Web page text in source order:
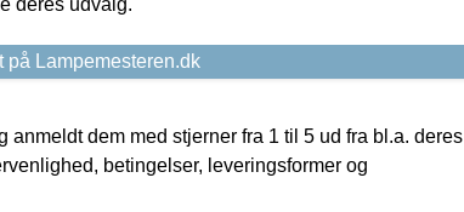
på Lampemesteren.dk
dem med stjerner fra 1 til 5 ud fra bl.a. deres
betingelser, leveringsformer og